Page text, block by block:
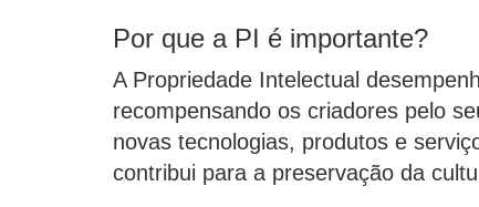
Por que a PI é importante?
A Propriedade Intelectual
recompensando os criadores pelo
novas tecnologias, produtos e
contribui para a preservação da